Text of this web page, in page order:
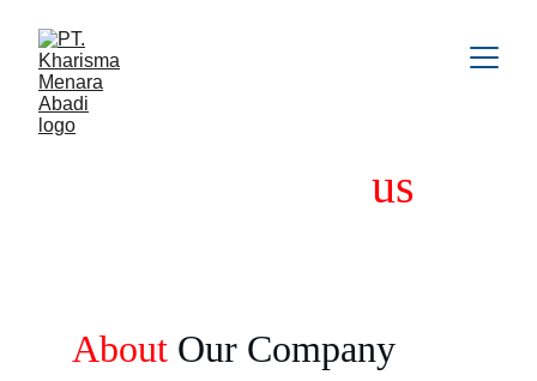
us
About Our Company